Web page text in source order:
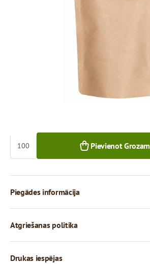
Prece ir pieejama saņemšanai pakomātā.
Skaits
Pievienot Grozam
Piegādes informācija
Atgriešanas politika
Drukas iespējas